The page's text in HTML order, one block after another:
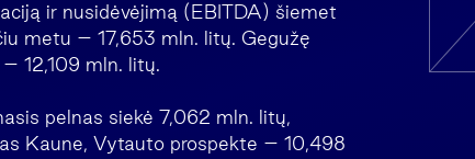
ir nusidėvėjimą (EBITDA) šiemet
metu – 17,653 mln. litų. Gegužę
12,109 mln. litų.
pelnas siekė 7,062 mln. litų,
Kaune, Vytauto prospekte – 10,498